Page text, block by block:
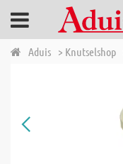
Aduis > Knutselshop